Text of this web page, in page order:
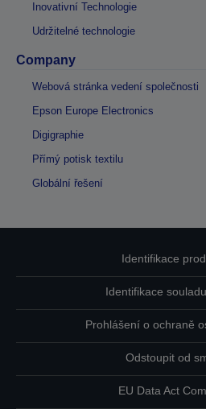
Inovativní Technologie
Udržitelné technologie
Company
Webová stránka vedení společnosti
Epson Europe Electronics
Digigraphie
Přímý potisk textilu
Globální řešení
Identifikace
Identifikace
Prohlášení o ochraně
Odstoupit od
EU Data Act